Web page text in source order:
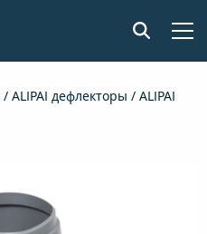
/ ALIPAI дефлекторы / ALIPAI